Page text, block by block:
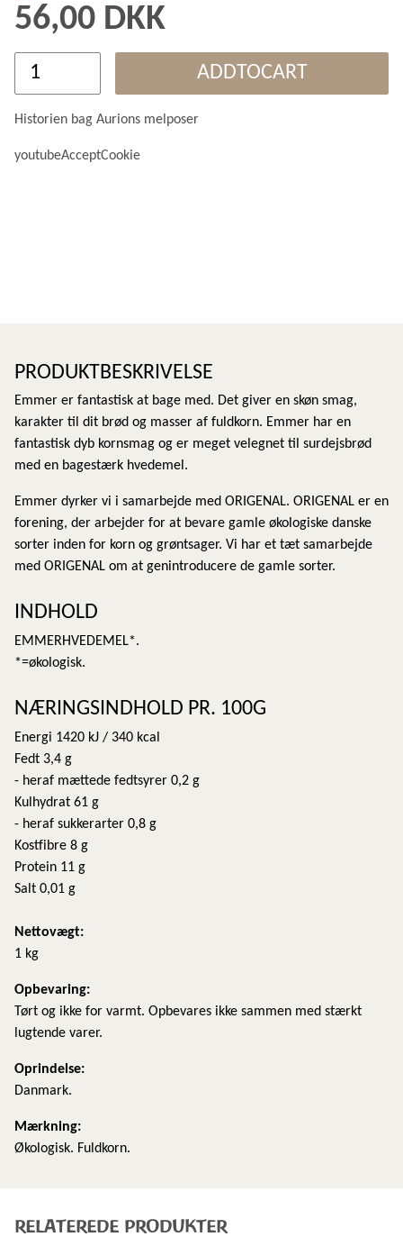
56,00 DKK
ADDTOCART
Historien bag Aurions melposer
youtubeAcceptCookie
PRODUKTBESKRIVELSE
Emmer er fantastisk at bage med. Det giver en skøn smag,
karakter til dit brød og masser af fuldkorn. Emmer har en
fantastisk dyb kornsmag og er meget velegnet til surdejsbrød
med en bagestærk hvedemel.
Emmer dyrker vi i samarbejde med ORIGENAL. ORIGENAL er en
forening, der arbejder for at bevare gamle økologiske danske
sorter inden for korn og grøntsager. Vi har et tæt samarbejde
med ORIGENAL om at genintroducere de gamle sorter.
INDHOLD
EMMERHVEDEMEL*.
*=økologisk.
NÆRINGSINDHOLD PR. 100G
Energi 1420 kJ / 340 kcal
Fedt 3,4 g
- heraf mættede fedtsyrer 0,2 g
Kulhydrat 61 g
- heraf sukkerarter 0,8 g
Kostfibre 8 g
Protein 11 g
Salt 0,01 g
Nettovægt:
1 kg
Opbevaring:
Tørt og ikke for varmt. Opbevares ikke sammen med stærkt
lugtende varer.
Oprindelse:
Danmark.
Mærkning:
Økologisk. Fuldkorn.
RELATEREDE PRODUKTER